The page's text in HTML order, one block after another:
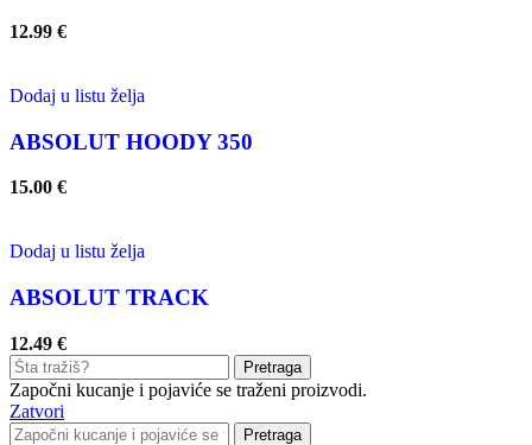
12.99 €
Dodaj u listu želja
ABSOLUT HOODY 350
15.00 €
Dodaj u listu želja
ABSOLUT TRACK
12.49 €
Pretraga
Započni kucanje i pojaviće se traženi proizvodi.
Zatvori
Pretraga